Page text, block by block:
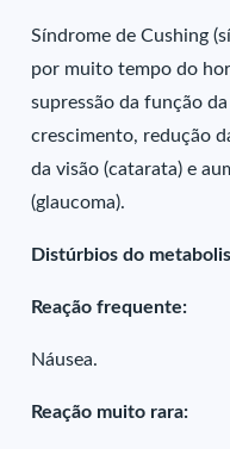
Síndrome de Cushing
por muito tempo do
supressão da função
crescimento, redução
da visão (catarata) e
(glaucoma).
Distúrbios do
Reação frequente:
Náusea.
Reação muito rara: